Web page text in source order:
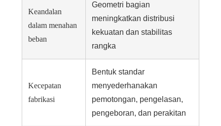
Keandalan
dalam menahan
beban
Geometri bagian
meningkatkan distribusi
kekuatan dan stabilitas
rangka
Kecepatan
fabrikasi
Bentuk standar
menyederhanakan
pemotongan, pengelasan,
pengeboran, dan perakitan